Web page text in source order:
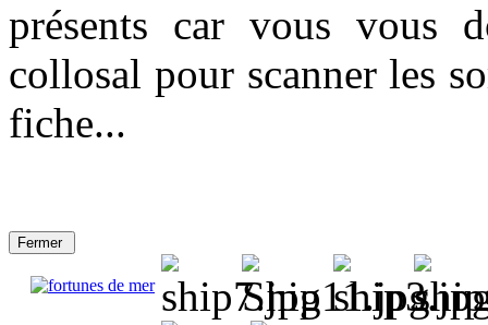
présents car vous vous
collosal pour scanner les
fiche...